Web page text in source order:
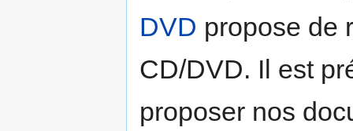
DVD propose de
CD/DVD. Il est
proposer nos